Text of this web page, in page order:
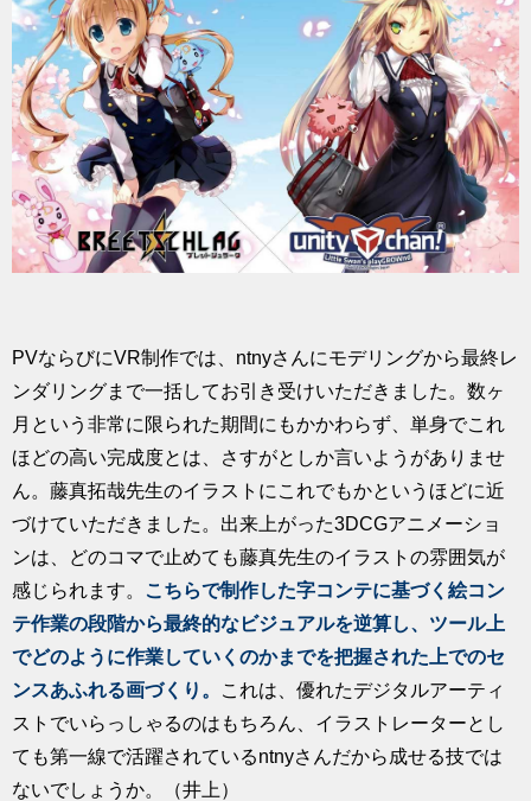
PVならびにVR制作では、ntnyさんにモデリングから最終レ
ンダリングまで一括してお引き受けいただきました。数ヶ
月という非常に限られた期間にもかかわらず、単身でこれ
ほどの高い完成度とは、さすがとしか言いようがありませ
ん。藤真拓哉先生のイラストにこれでもかというほどに近
づけていただきました。出来上がった3DCGアニメーショ
ンは、どのコマで止めても藤真先生のイラストの雰囲気が
感じられます。
こちらで制作した字コンテに基づく絵コン
テ作業の段階から最終的なビジュアルを逆算し、ツール上
でどのように作業していくのかまでを把握された上でのセ
ンスあふれる画づくり。
これは、優れたデジタルアーティ
ストでいらっしゃるのはもちろん、イラストレーターとし
ても第一線で活躍されているntnyさんだから成せる技では
ないでしょうか。（井上）